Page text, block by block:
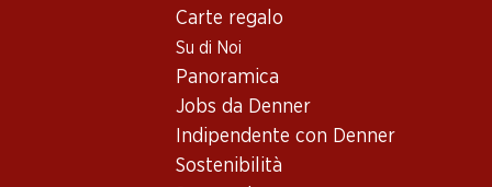
Carte regalo
Su di Noi
Panoramica
Jobs da Denner
Indipendente con Denner
Sostenibilità
Cabernet Sauvignon - La